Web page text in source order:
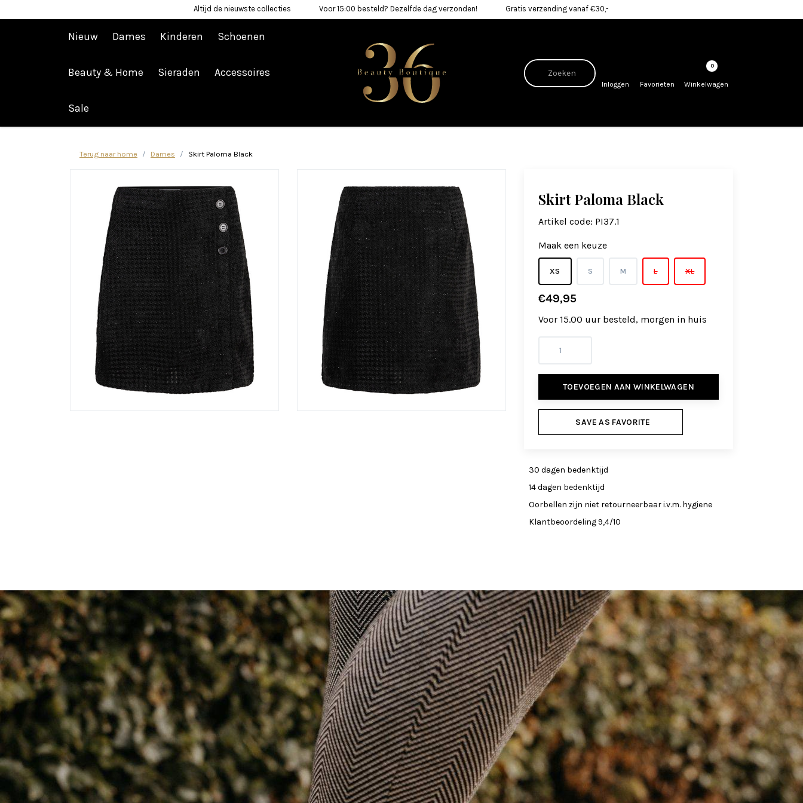
Altijd de nieuwste collecties Voor 15:00 besteld? Dezelfde dag verzonden! Gratis verzending vanaf €30,-
Nieuw Dames Kinderen Schoenen
Beauty & Home Sieraden Accessoires
Sale
Inloggen Favorieten
0
Winkelwagen
Afrekenen is uitgeschakeld.
Terug naar home Dames Skirt Paloma Black
Skirt Paloma Black
Artikel code: PI37.1
Maak een keuze
XS S M L XL
€49,95
Voor 15.00 uur besteld, morgen in huis
TOEVOEGEN AAN WINKELWAGEN
SAVE AS FAVORITE
30 dagen bedenktijd
14 dagen bedenktijd
Oorbellen zijn niet retourneerbaar i.v.m. hygiene
Klantbeoordeling 9,4/10